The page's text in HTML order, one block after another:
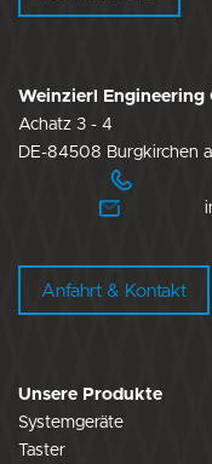
Unsere Produkte
Systemgeräte
Taster
Weinzierl Engineering
Achatz 3 - 4
DE-84508 Burgkirchen
Anfahrt & Kontakt